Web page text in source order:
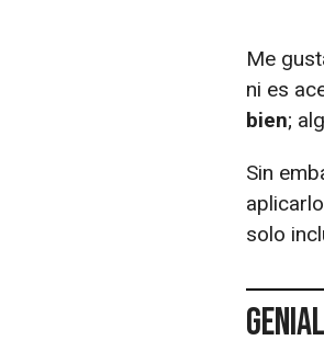
Me
ni es
bien;
Sin
solo